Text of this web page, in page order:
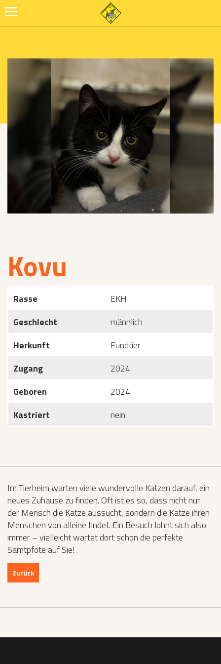
Kovu
Rasse
EKH
Geschlecht
männlich
Herkunft
Fundtier
Zugang
2024
Geboren
2024
Kastriert
nein
Im Tierheim warten viele wundervolle Katzen darauf, ein
neues Zuhause zu finden. Oft ist es so, dass nicht nur
der Mensch die Katze aussucht, sondern die Katze ihren
Menschen von alleine findet. Ein Besuch lohnt sich also
immer – vielleicht wartet dort schon die perfekte
Samtpfote auf Sie!
Zurück